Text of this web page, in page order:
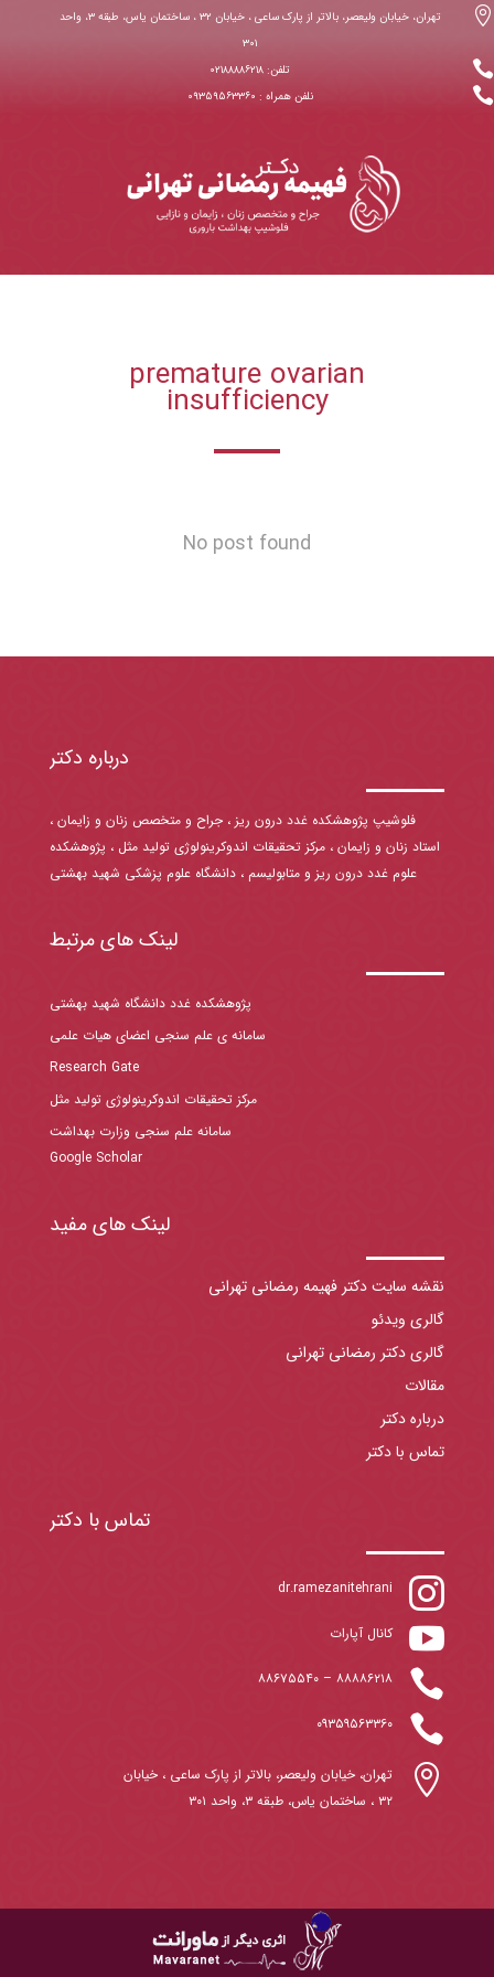

تهران، خیابان ولیعصر، بالاتر از پارک ساعی ، خیابان ۳۲ ، ساختمان یاس، طبقه ۳، واحد
۳۰۱
 تلفن: ۰۲۱۸۸۸۸۶۲۱۸
 نلفن همراه : ۰۹۳۵۹۵۶۳۳۶۰
premature ovarian
insufficiency
No post found
درباره دکتر
فلوشیپ پژوهشکده غدد درون ریز ، جراح و متخصص زنان و زایمان ،
استاد زنان و زایمان ، مرکز تحقیقات اندوکرینولوژی تولید مثل ، پژوهشکده
علوم غدد درون ریز و متابولیسم ، دانشگاه علوم پزشکی شهید بهشتی
لینک های مرتبط
پژوهشکده غدد دانشگاه شهید بهشتی
سامانه ی علم سنجی اعضای هیات علمی
Research Gate
مرکز تحقیقات اندوکرینولوژی تولید مثل
سامانه علم سنجی وزارت بهداشت
Google Scholar
لینک های مفید
نقشه سایت دکتر فهیمه رمضانی تهرانی
گالری ویدئو
گالری دکتر رمضانی تهرانی
مقالات
درباره دکتر
تماس با دکتر
تماس با دکتر

dr.ramezanitehrani
 کانال آپارات
 ۸۸۸۸۶۲۱۸– ۸۸۶۷۵۵۴۰
 ۰۹۳۵۹۵۶۳۳۶۰

تهران، خیابان ولیعصر، بالاتر از پارک ساعی ، خیابان
۳۲ ، ساختمان یاس، طبقه ۳، واحد ۳۰۱